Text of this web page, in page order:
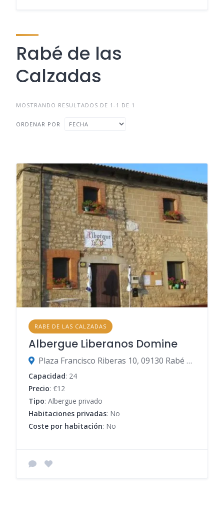
Rabé de las
Calzadas
MOSTRANDO RESULTADOS DE 1-1 DE 1
ORDENAR POR
RABE DE LAS CALZADAS
Albergue Liberanos Domine
Plaza Francisco Riberas 10, 09130 Rabé de las Calzadas, Burgos, España
Capacidad: 24
Precio: €12
Tipo: Albergue privado
Habitaciones privadas: No
Coste por habitación: No